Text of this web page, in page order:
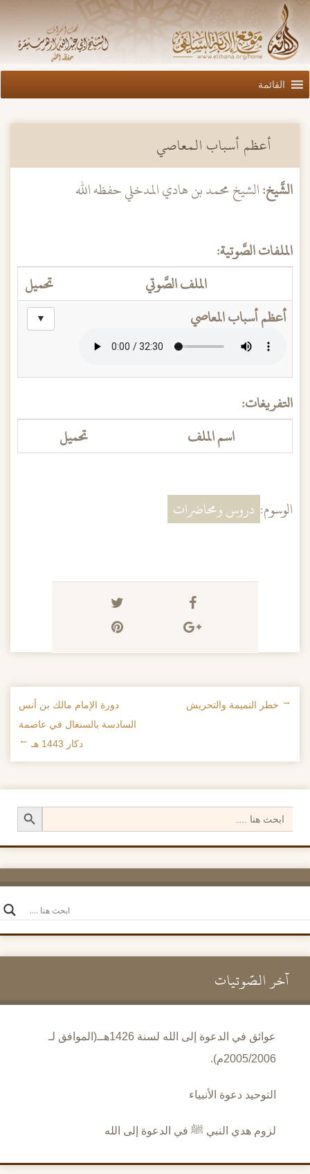
القائمة
أعظم أسباب المعاصي
الشَّيخ:الشيخ محمد بن هادي المدخلي حفظه الله
الملفات الصَّوتية:
الملف الصَّوتي
تحميل
أعظم أسباب المعاصي
▼
التفريغات:
اسم الملف
تحميل
الوسوم: دروس ومحاضرات
تصفح الإدراجات
← خطر النميمة والتحريش
دورة الإمام مالك بن أنس
السادسة بالسنغال في عاصمة
دكار 1443 هـ
→
for:
Search Button
آخر الصَّوتيات
عوائق في الدعوة إلى الله لسنة 1426هــ(الموافق لـ
2005/2006م).
التوحيد دعوة الأنبياء
لزوم هدي النبي ﷺ في الدعوة إلى الله